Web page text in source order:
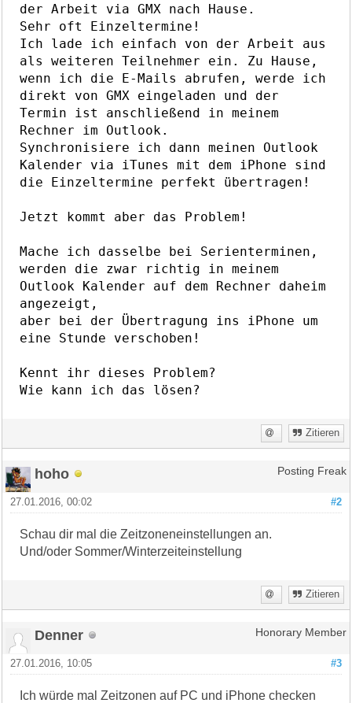
der Arbeit via GMX nach Hause.
Sehr oft Einzeltermine!
Ich lade ich einfach von der Arbeit aus
als weiteren Teilnehmer ein. Zu Hause,
wenn ich die E-Mails abrufen, werde ich
direkt von GMX eingeladen und der
Termin ist anschließend in meinem
Rechner im Outlook.
Synchronisiere ich dann meinen Outlook
Kalender via iTunes mit dem iPhone sind
die Einzeltermine perfekt übertragen!
Jetzt kommt aber das Problem!
Mache ich dasselbe bei Serienterminen,
werden die zwar richtig in meinem
Outlook Kalender auf dem Rechner daheim
angezeigt,
aber bei der Übertragung ins iPhone um
eine Stunde verschoben!
Kennt ihr dieses Problem?
Wie kann ich das lösen?
Zitieren
hoho Posting Freak
#2
27.01.2016, 00:02
Schau dir mal die Zeitzoneneinstellungen an.
Und/oder Sommer/Winterzeiteinstellung
Zitieren
Denner Honorary Member
#3
27.01.2016, 10:05
Ich würde mal Zeitzonen auf PC und iPhone checken